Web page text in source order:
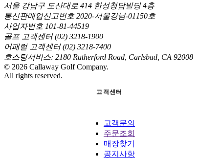
서울 강남구 도산대로 414 한성청담빌딩 4층
통신판매업신고번호 2020-서울강남-01150호
사업자번호 101-81-44519
골프 고객센터 (02) 3218-1900
어패럴 고객센터 (02) 3218-7400
호스팅서비스: 2180 Rutherford Road, Carlsbad, CA 92008
© 2026 Callaway Golf Company.
All rights reserved.
고객센터
고객문의
주문조회
매장찾기
공지사항